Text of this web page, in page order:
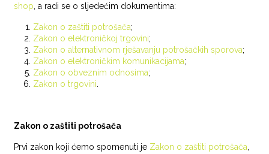
shop , a radi se o sljedećim dokumentima:
Zakon o zaštiti potrošača;
Zakon o elektroničkoj trgovini;
Zakon o alternativnom rješavanju potrošačkih sporova;
Zakon o elektroničkim komunikacijama;
Zakon o obveznim odnosima;
Zakon o trgovini
Zakon o zaštiti potrošača
Prvi zakon koji ćemo spomenuti je Zakon o zaštiti potrošača